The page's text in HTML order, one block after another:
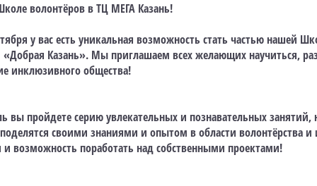
волонтёров в ТЦ МЕГА Казань!
у вас есть уникальная возможность стать частью нашей
Казань». Мы приглашаем всех желающих научиться,
инклюзивного общества!
вы пройдете серию увлекательных и познавательных занятий,
своими знаниями и опытом в области волонтёрства
возможность поработать над собственными проектами!